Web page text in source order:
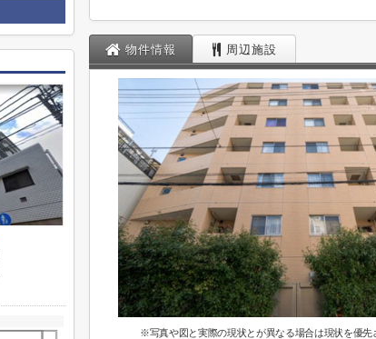
物件情報 周辺施設
※写真や図と実際の現状とが異なる場合は現状を優先